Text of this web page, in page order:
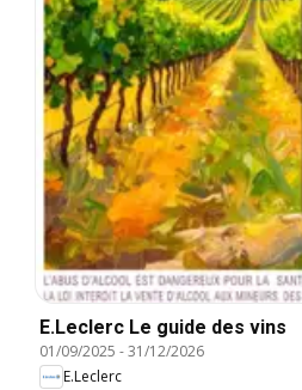
E.Leclerc Le guide des vins
01/09/2025 -31/12/2026
E.Leclerc